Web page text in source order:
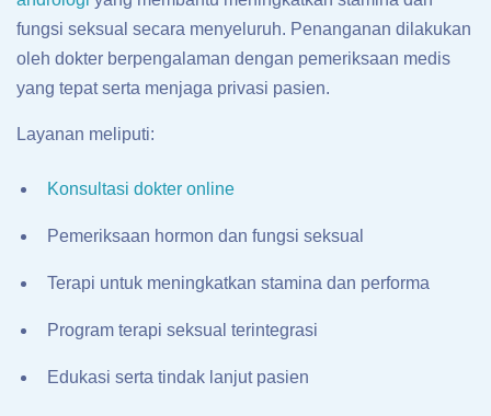
fungsi seksual secara menyeluruh. Penanganan dilakukan
oleh dokter berpengalaman dengan pemeriksaan medis
yang tepat serta menjaga privasi pasien.
Layanan meliputi:
Konsultasi dokter online
Pemeriksaan hormon dan fungsi seksual
Terapi untuk meningkatkan stamina dan performa
Program terapi seksual terintegrasi
Edukasi serta tindak lanjut pasien